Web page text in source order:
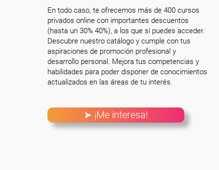
En todo caso, te ofrecemos más de 400 cursos
privados online con importantes descuentos
(hasta un 30% 40%), a los que sí puedes acceder.
Descubre nuestro catálogo y cumple con tus
aspiraciones de promoción profesional y
desarrollo personal. Mejora tus competencias y
habilidades para poder disponer de conocimientos
actualizados en las áreas de tu interés.
➤ ¡Me interesa!